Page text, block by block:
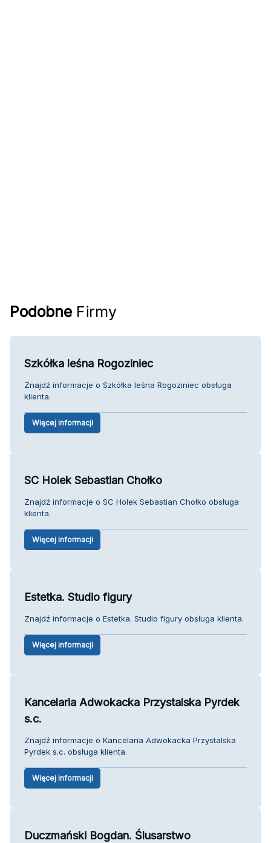
Podobne Firmy
Szkółka leśna Rogoziniec
Znajdź informacje o Szkółka leśna Rogoziniec obsługa
klienta.
Więcej informacji
SC Holek Sebastian Chołko
Znajdź informacje o SC Holek Sebastian Chołko obsługa
klienta.
Więcej informacji
Estetka. Studio figury
Znajdź informacje o Estetka. Studio figury obsługa klienta.
Więcej informacji
Kancelaria Adwokacka Przystalska Pyrdek
s.c.
Znajdź informacje o Kancelaria Adwokacka Przystalska
Pyrdek s.c. obsługa klienta.
Więcej informacji
Duczmański Bogdan. Ślusarstwo